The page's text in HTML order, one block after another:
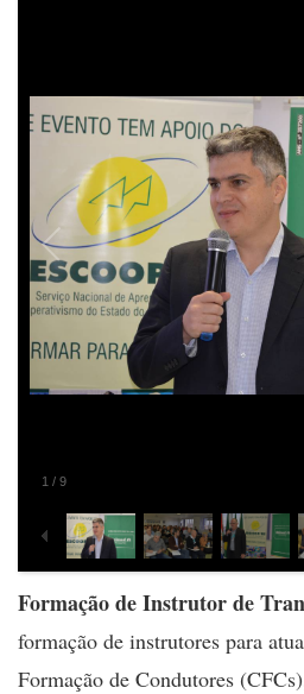
2 / 9
Formação de Instrutor de
formação de instrutores para
Formação de Condutores